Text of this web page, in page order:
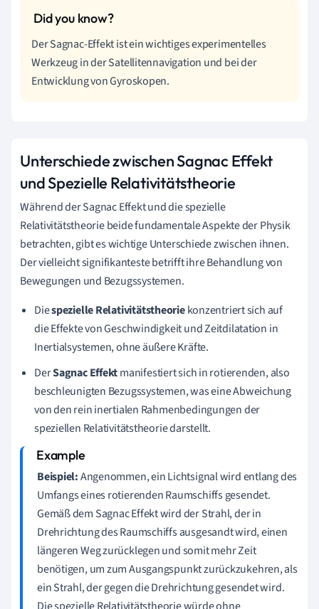
Der Sagnac-Effekt ist ein wichtiges experimentelles
Werkzeug in der Satellitennavigation und bei der
Entwicklung von Gyroskopen.
Unterschiede zwischen Sagnac Effekt
und Spezielle Relativitätstheorie
Während der Sagnac Effekt und die spezielle
Relativitätstheorie beide fundamentale Aspekte der Physik
betrachten, gibt es wichtige Unterschiede zwischen ihnen.
Der vielleicht signifikanteste betrifft ihre Behandlung von
Bewegungen und Bezugssystemen.
Diespezielle Relativitätstheoriekonzentriert sich auf
die Effekte von Geschwindigkeit und Zeitdilatation in
Inertialsystemen, ohne äußere Kräfte.
DerSagnac Effektmanifestiert sich in rotierenden, also
beschleunigten Bezugssystemen, was eine Abweichung
von den rein inertialen Rahmenbedingungen der
speziellen Relativitätstheorie darstellt.
Beispiel:Angenommen, ein Lichtsignal wird entlang des
Umfangs eines rotierenden Raumschiffs gesendet.
Gemäß dem Sagnac Effekt wird der Strahl, der in
Drehrichtung des Raumschiffs ausgesandt wird, einen
längeren Weg zurücklegen und somit mehr Zeit
benötigen, um zum Ausgangspunkt zurückzukehren, als
ein Strahl, der gegen die Drehrichtung gesendet wird.